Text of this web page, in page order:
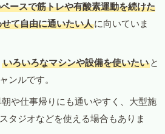
ースで筋トレや有酸素運動を続けた
て自由に通いたい人に向いていま
いろいろなマシンや設備を使いたい と
ンルです。
や仕事帰りにも通いやすく、大型施
タジオなどを使える場合もありま